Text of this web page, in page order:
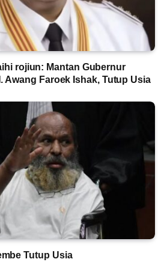
rojiun: Mantan Gubernur
Awang Faroek Ishak, Tutup Usia
Tutup Usia